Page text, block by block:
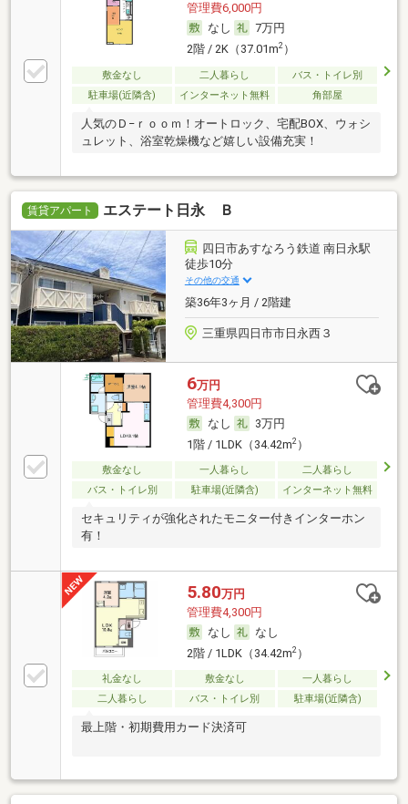
管理費6,000円
なし
7万円
2階 / 2K（37.01m2）
敷金なし 二人暮らし
バス・トイレ別
駐車場(近隣含)
インターネット無料 角部屋
人気のＤ−ｒｏｏｍ！オートロック、宅配BOX、ウォシ
ュレット、浴室乾燥機など嬉しい設備充実！
賃貸アパート エステート日永 Ｂ
四日市あすなろう鉄道 南日永駅
徒歩10分
その他の交通
築36年3ヶ月 / 2階建
三重県四日市市日永西３
6万円
管理費4,300円
なし
3万円
1階 / 1LDK（34.42m2）
敷金なし 一人暮らし
二人暮らし
バス・トイレ別
駐車場(近隣含) インターネット無料
セキュリティが強化されたモニター付きインターホン
有！
5.80万円
管理費4,300円
なし
なし
2階 / 1LDK（34.42m2）
礼金なし 敷金なし
一人暮らし
二人暮らし
バス・トイレ別 駐車場(近隣含)
最上階・初期費用カード決済可